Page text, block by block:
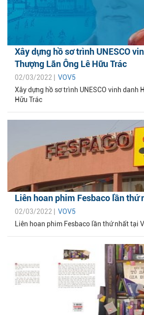
Xây dựng hồ sơ trình UNESCO
Thượng Lãn Ông Lê Hữu Trác
02/03/2022 | VOV5
Xây dựng hồ sơ trình UNESCO vinh danh
Hữu Trác
Liên hoan phim Fesbaco lần thứ
02/03/2022 | VOV5
Liên hoan phim Fesbaco lần thứ nhất tại